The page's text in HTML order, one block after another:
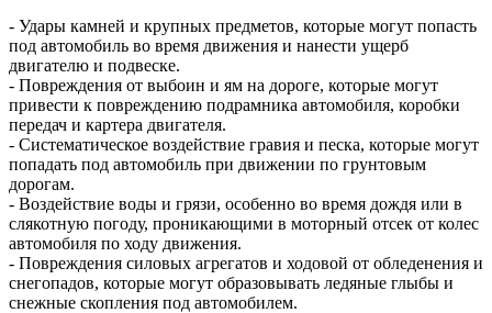
- Удары камней и крупных предметов, которые могут попасть
под автомобиль во время движения и нанести ущерб
двигателю и подвеске.
- Повреждения от выбоин и ям на дороге, которые могут
привести к повреждению подрамника автомобиля, коробки
передач и картера двигателя.
- Систематическое воздействие гравия и песка, которые могут
попадать под автомобиль при движении по грунтовым
дорогам.
- Воздействие воды и грязи, особенно во время дождя или в
слякотную погоду, проникающими в моторный отсек от колес
автомобиля по ходу движения.
- Повреждения силовых агрегатов и ходовой от обледенения и
снегопадов, которые могут образовывать ледяные глыбы и
снежные скопления под автомобилем.